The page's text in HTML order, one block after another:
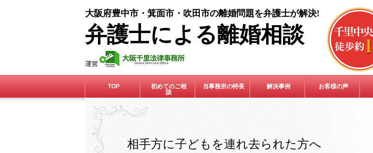
大阪府豊中市・箕面市・吹田市の離婚問題を弁護士が解決!
弁護士による離婚相談
TOP
初めてのご相
談
当事務所の特長 解決事例 お客様の声
相手方に子どもを連れ去られた方へ